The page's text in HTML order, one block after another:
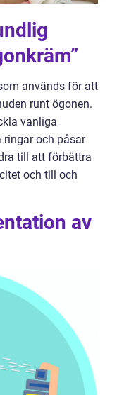
används för att
runt ögonen.
vanliga
ringar och påsar
till att förbättra
och till och
av